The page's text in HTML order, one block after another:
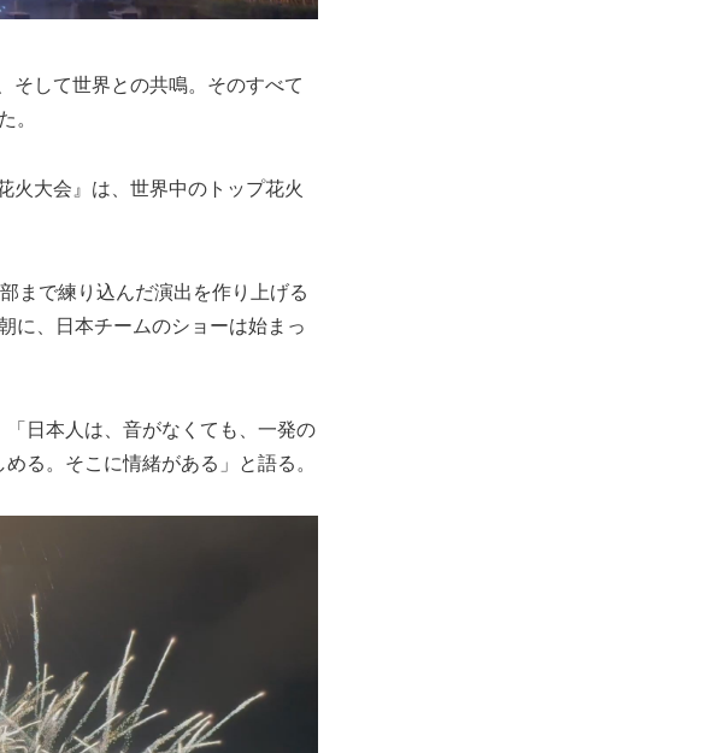
そして世界との共鳴。そのすべて
火大会』は、世界中のトップ花火
まで練り込んだ演出を作り上げる
に、日本チームのショーは始まっ
日本人は、音がなくても、一発の
る。そこに情緒がある」と語る。